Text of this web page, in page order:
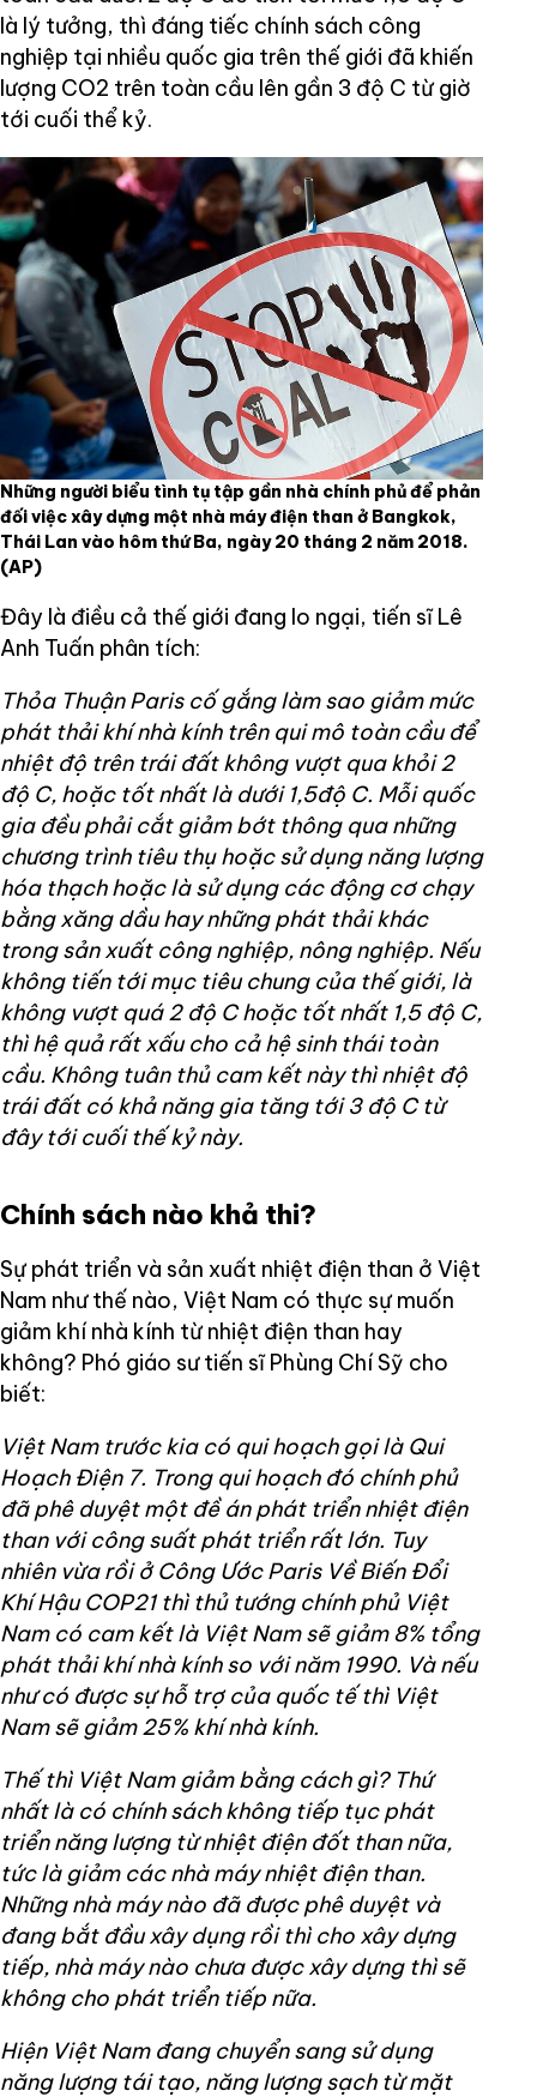
là lý tưởng, thì đáng tiếc chính sách công
nghiệp tại nhiều quốc gia trên thế giới đã khiến
lượng CO2 trên toàn cầu lên gần 3 độ C từ giờ
tới cuối thể kỷ.
Những người biểu tình tụ tập gần nhà chính phủ để phản
đối việc xây dựng một nhà máy điện than ở Bangkok,
Thái Lan vào hôm thứ Ba, ngày 20 tháng 2 năm 2018.
(AP)
Đây là điều cả thế giới đang lo ngại, tiến sĩ Lê
Anh Tuấn phân tích:
Thỏa Thuận Paris cố gắng làm sao giảm mức
phát thải khí nhà kính trên qui mô toàn cầu để
nhiệt độ trên trái đất không vượt qua khỏi 2
độ C, hoặc tốt nhất là dưới 1,5độ C. Mỗi quốc
gia đều phải cắt giảm bớt thông qua những
chương trình tiêu thụ hoặc sử dụng năng lượng
hóa thạch hoặc là sử dụng các động cơ chạy
bằng xăng dầu hay những phát thải khác
trong sản xuất công nghiệp, nông nghiệp. Nếu
không tiến tới mục tiêu chung của thế giới, là
không vượt quá 2 độ C hoặc tốt nhất 1,5 độ C,
thì hệ quả rất xấu cho cả hệ sinh thái toàn
cầu. Không tuân thủ cam kết này thì nhiệt độ
trái đất có khả năng gia tăng tới 3 độ C từ
đây tới cuối thế kỷ này.
Chính sách nào khả thi?
Sự phát triển và sản xuất nhiệt điện than ở Việt
Nam như thế nào, Việt Nam có thực sự muốn
giảm khí nhà kính từ nhiệt điện than hay
không? Phó giáo sư tiến sĩ Phùng Chí Sỹ cho
biết:
Việt Nam trước kia có qui hoạch gọi là Qui
Hoạch Điện 7. Trong qui hoạch đó chính phủ
đã phê duyệt một đề án phát triển nhiệt điện
than với công suất phát triển rất lớn. Tuy
nhiên vừa rồi ở Công Ước Paris Về Biến Đổi
Khí Hậu COP21 thì thủ tướng chính phủ Việt
Nam có cam kết là Việt Nam sẽ giảm 8% tổng
phát thải khí nhà kính so với năm 1990. Và nếu
như có được sự hỗ trợ của quốc tế thì Việt
Nam sẽ giảm 25% khí nhà kính.
Thế thì Việt Nam giảm bằng cách gì? Thứ
nhất là có chính sách không tiếp tục phát
triển năng lượng từ nhiệt điện đốt than nữa,
tức là giảm các nhà máy nhiệt điện than.
Những nhà máy nào đã được phê duyệt và
đang bắt đầu xây dụng rồi thì cho xây dựng
tiếp, nhà máy nào chưa được xây dựng thì sẽ
không cho phát triển tiếp nữa.
Hiện Việt Nam đang chuyển sang sử dụng
năng lượng tái tạo, năng lượng sạch từ mặt